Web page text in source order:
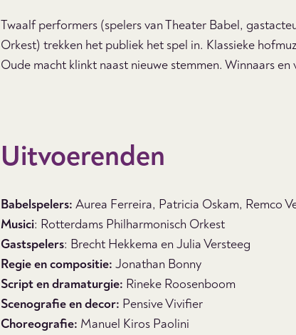
Twaalf performers (spelers van Theater Babel,
Orkest) trekken het publiek het spel in. Klassieke
Oude macht klinkt naast nieuwe stemmen. Winnaars en
Uitvoerenden
Babelspelers: Aurea Ferreira, Patricia Oskam, Remco
Musici: Rotterdams Philharmonisch Orkest
Gastspelers: Brecht Hekkema en Julia Versteeg
Regie en compositie:Jonathan Bonny
Script en dramaturgie: Rineke Roosenboom
Scenografie en decor: Pensive Vivifier
Choreografie: Manuel Kiros Paolini